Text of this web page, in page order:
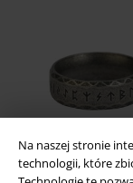
Na naszej stronie
technologii, które